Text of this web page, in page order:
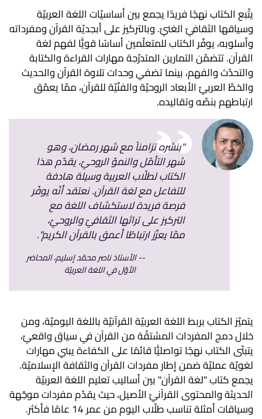
يتّبع الكتاب نهجًا فريدًا يجمع بين أساسيّات اللغة العربيّة
وسياقها الثقافيّ الغنيّ. وبالتركيز على أبجديّة القرآن ومفرداته
وأسلوبه، يوفّر الكتاب للمتعلّمين أساسًا قويًّا لفهم لغة
القرآن. تتضمّن التمارين المتدرّجة مهارات القراءة والكتابة
والتحدّث والفهم، بينما تضفي وحدات تلاوة القرآن والحديث
والخطّ العربيّ الأبعاد الروحيّة والفنّيّة للقرآن، ممّا يعمّق
ارتباطهم بنصّه وتقاليده.
"بنشره تزامناً مع شهر رمضان، وهو
شهر التأمّل والنموّ الروحيّ، يقدّم هذا
الكتاب لطلّاب العربية وسيلة هادفة
للتفاعل مع لغة القرآن. نعتقد أنّه يوفّر
فرصة فريدة لاستكشاف اللغة مع
التركيز على تراثها الثقافيّ والروحيّ،
ممّا يعزّز ارتباطًا أعمق بالقرآن الكريم".
الأستاذ ناصر محمّد إسليم، المحاضر
الأوّل في اللغة العربيّة
يتميّز الكتاب بربط اللغة العربيّة القرآنيّة باللغة اليوميّة، ومن
خلال دمج المفردات المشتقّة من القرآن في سياق واقعيّ،
يتبنّى الكتاب نهجًا تواصليًّا قائمًا على الكفاءة يبني مهارات
لغويّة عمليّة ضمن إطار مفردات القرآن والثقافة الإسلاميّة.
يجمع كتاب "لغة القرآن" بين أساليب تعليم اللغة العربيّة
الحديثة والمحتوى القرآنيّ الأصيل، حيث يقدّم مفردات موجّهة
وسياقات أمثلة تناسب طلّاب اليوم من عمر 14 عامًا فأكثر.